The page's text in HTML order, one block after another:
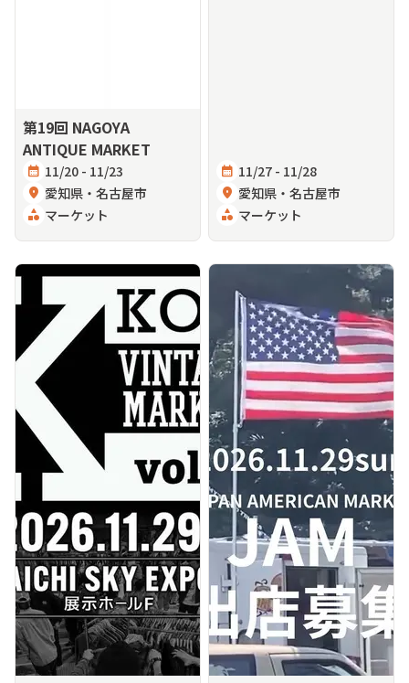
第19回 NAGOYA
ANTIQUE MARKET
calendar_month 11/20 - 11/23
location_on 愛知県・名古屋市
category マーケット
calendar_month 11/27 - 11/28
location_on 愛知県・名古屋市
category マーケット